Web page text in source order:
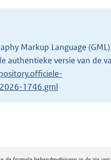
n
g
r
o
o
Markup Language
authentieke versie van de
1746.gml